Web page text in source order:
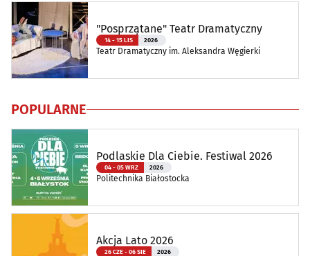
"Posprzątane" Teatr Dramatyczny
14 - 15 LIS 2026
Teatr Dramatyczny im. Aleksandra Węgierki
POPULARNE
Podlaskie Dla Ciebie. Festiwal 2026
04 - 05 WRZ 2026
Politechnika Białostocka
Akcja Lato 2026
26 CZE - 06 SIE 2026